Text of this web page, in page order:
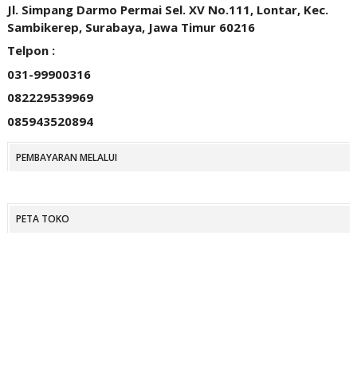
Jl. Simpang Darmo Permai Sel. XV No.111, Lontar, Kec.
Sambikerep, Surabaya, Jawa Timur 60216
Telpon :
031-99900316
082229539969
085943520894
PEMBAYARAN MELALUI
PETA TOKO